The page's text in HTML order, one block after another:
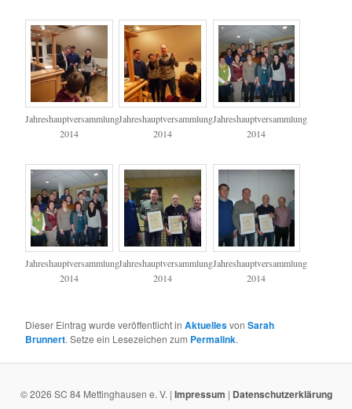
Jahreshauptversammlung
2014
Jahreshauptversammlung
2014
Jahreshauptversammlung
2014
Jahreshauptversammlung
2014
Jahreshauptversammlung
2014
Jahreshauptversammlung
2014
Dieser Eintrag wurde veröffentlicht inAktuellesvonSarah
Brunnert. Setze ein Lesezeichen zum Permalink.
© 2026 SC 84 Mettinghausen e. V. | Impressum | Datenschutzerklärung